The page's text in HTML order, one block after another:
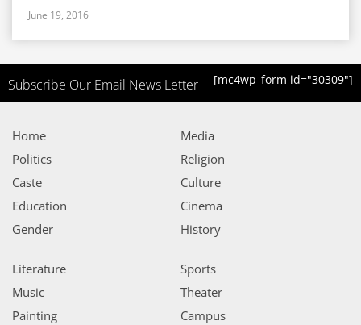
June 19, 2016
Subscribe Our Email News Letter [mc4wp_form id="30309"]
Home
Politics
Caste
Education
Gender
Media
Religion
Culture
Cinema
History
Literature
Music
Painting
Sports
Theater
Campus